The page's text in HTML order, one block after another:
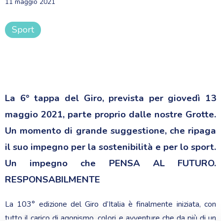
Sport
11 maggio 2021
La 6° tappa del Giro, prevista per giovedì 13
maggio 2021, parte proprio dalle nostre Grotte.
Un momento di grande suggestione, che ripaga
il suo impegno per la sostenibilità e per lo sport.
Un impegno che PENSA AL FUTURO.
RESPONSABILMENTE
La 103° edizione del Giro d’Italia è finalmente iniziata, con
tutto il carico di agonismo, colori e avventure che da più di un